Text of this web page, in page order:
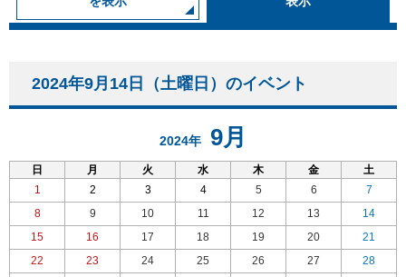
2024年9月14日（土曜日）のイベント
2024年 9月
日 月 火 水 木 金
土
1
2 3 4 5 6
7
8
9 10 11 12 13
14
15
16 17 18 19 20
21
22
23 24 25 26 27
28